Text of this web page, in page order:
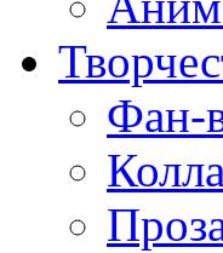
Фан-